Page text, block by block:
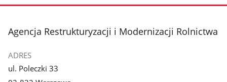
stopka
Agencja Restrukturyzacji i Modernizacji Rolnictwa
ADRES
ul. Poleczki 33